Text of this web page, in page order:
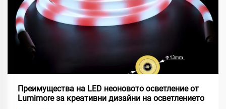
Преимущества на LED неоновото осветление от
Lumimore за креативни дизайни на осветлението